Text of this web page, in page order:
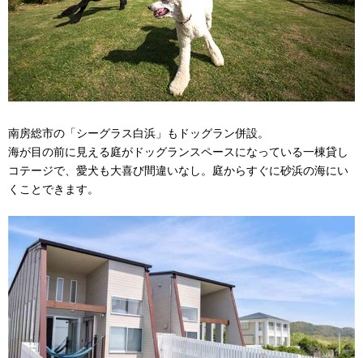
南房総市の「シーグラス白浜」もドッグラン併設。
海が目の前に見える庭がドッグランスペースになっている一棟貸し
コテージで、愛犬も大喜び間違いなし。庭からすぐに砂浜の海にい
くことできます。